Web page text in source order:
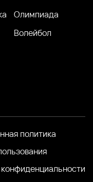
Олимпиада
Волейбол
политика